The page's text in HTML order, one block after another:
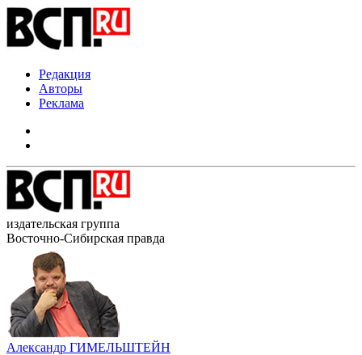
Редакция
Авторы
Реклама
издательская группа
Восточно-Сибирская правда
Александр ГИМЕЛЬШТЕЙН